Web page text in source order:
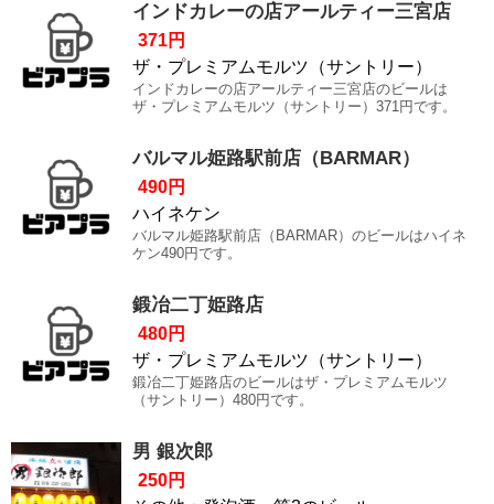
インドカレーの店アールティー三宮店
371円
ザ・プレミアムモルツ（サントリー）
インドカレーの店アールティー三宮店のビールは
ザ・プレミアムモルツ（サントリー）371円です。
バルマル姫路駅前店（BARMAR）
490円
ハイネケン
バルマル姫路駅前店（BARMAR）のビールはハイネ
ケン490円です。
鍛冶二丁姫路店
480円
ザ・プレミアムモルツ（サントリー）
鍛冶二丁姫路店のビールはザ・プレミアムモルツ
（サントリー）480円です。
男 銀次郎
250円